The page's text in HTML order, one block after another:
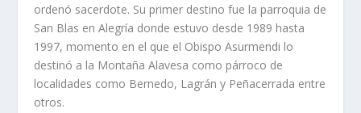
ordenó sacerdote. Su primer destino fue la parroquia de
San Blas en Alegría donde estuvo desde 1989 hasta
1997, momento en el que el Obispo Asurmendi lo
destinó a la Montaña Alavesa como párroco de
localidades como Bernedo, Lagrán y Peñacerrada entre
otros.